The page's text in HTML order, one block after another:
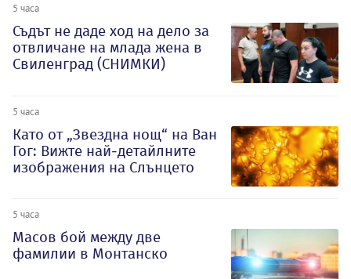
5 часа
Съдът не даде ход на дело за
отвличане на млада жена в
Свиленград (СНИМКИ)
5 часа
Като от „Звездна нощ“ на Ван
Гог: Вижте най-детайлните
изображения на Слънцето
5 часа
Масов бой между две
фамилии в Монтанско